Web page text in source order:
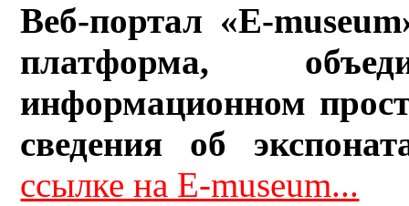
Веб-портал «E-
платформа,
информационном
сведения об
ссылке на E-museum...